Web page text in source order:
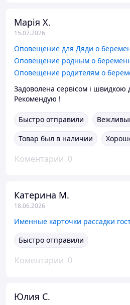
Марія Х.
15.07.2026
Задоволена сервісом і швидкою
Рекомендую !
Быстро отправили
Товар был в наличии
Коментарии 0
Катерина М.
18.06.2026
Быстро отправили
Коментарии 0
Юлия С.